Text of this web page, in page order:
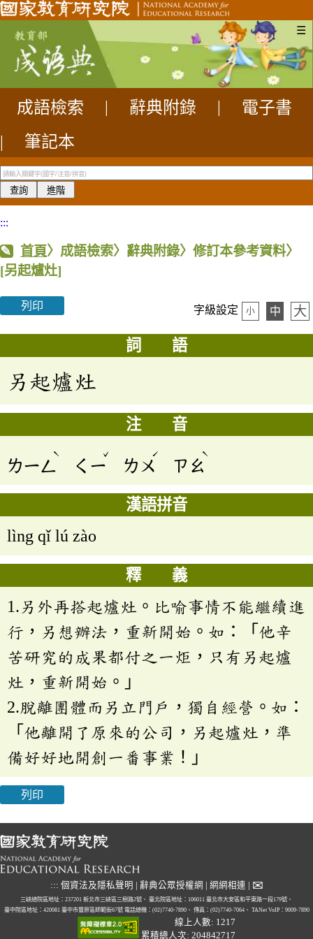
☰
成語檢索 辭典附錄
電子書
|
筆記本
:::
首頁〉成語檢索〉辭典附錄〉修訂本參考資料〉
[另起爐灶]
列印 字級設定 小 中 大
詞 語
另起爐灶
注 音
ㄌㄧㄥ
ˋ
ㄑㄧ
ˇ
ㄌㄨ
ˊ
ㄗㄠ
ˋ
漢語拼音
lìng qǐ lú zào
釋 義
1.另外再搭起爐灶。比喻事情不能繼續進
行，另想辦法，重新開始。如：「他辛
苦研究的成果都付之一炬，只有另起爐
灶，重新開始。」
2.脫離團體而另立門戶，獨自經營。如：
「他離開了原來的公司，另起爐灶，準
備好好地開創一番事業！」
列印
::: 個資法及隱私聲明 辭典公眾授權網 網網相連 ✉
三峽總院區地址：237201 新北市三峽區三樹路2號、 臺北院區地址：106011 臺北市大安區和平東路一段179號、
臺中院區地址：420081 臺中市豐原區師範街67號 電話總機：(02)7740-7890、 傳真：(02)7740-7064、 TANet VoIP：9009-7890
線上人數: 1217
累積總人次: 204842717